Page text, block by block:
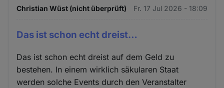
Christian Wüst (nicht überprüft) Fr. 17 Jul 2026 - 18:09
Das ist schon echt dreist…
Das ist schon echt dreist auf dem Geld zu
bestehen. In einem wirklich säkularen Staat
werden solche Events durch den Veranstalter